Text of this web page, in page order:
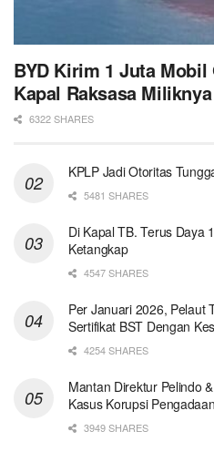
BYD Kirim 1 Juta Mobil
Kapal Raksasa Miliknya
6322 SHARES
KPLP Jadi Otoritas
5481 SHARES
Di Kapal TB. Terus Daya
Ketangkap
4547 SHARES
Per Januari 2026, Pelaut
Sertifikat BST Dengan
4254 SHARES
Mantan Direktur Pelindo
Kasus Korupsi
3949 SHARES